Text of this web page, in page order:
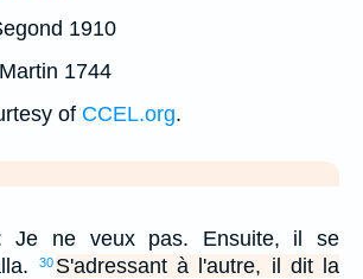
1910
1744
of CCEL.org.
Je ne veux pas. Ensuite, il se
30 S'adressant à l'autre, il dit la